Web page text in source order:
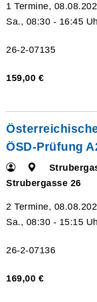
1 Termine,
Sa., 08:30 - 16:45
26-2-07135
159,00 €
ÖSD-Prüfung
Strubergasse 26
2 Termine,
Sa., 08:30 - 15:15
26-2-07136
169,00 €